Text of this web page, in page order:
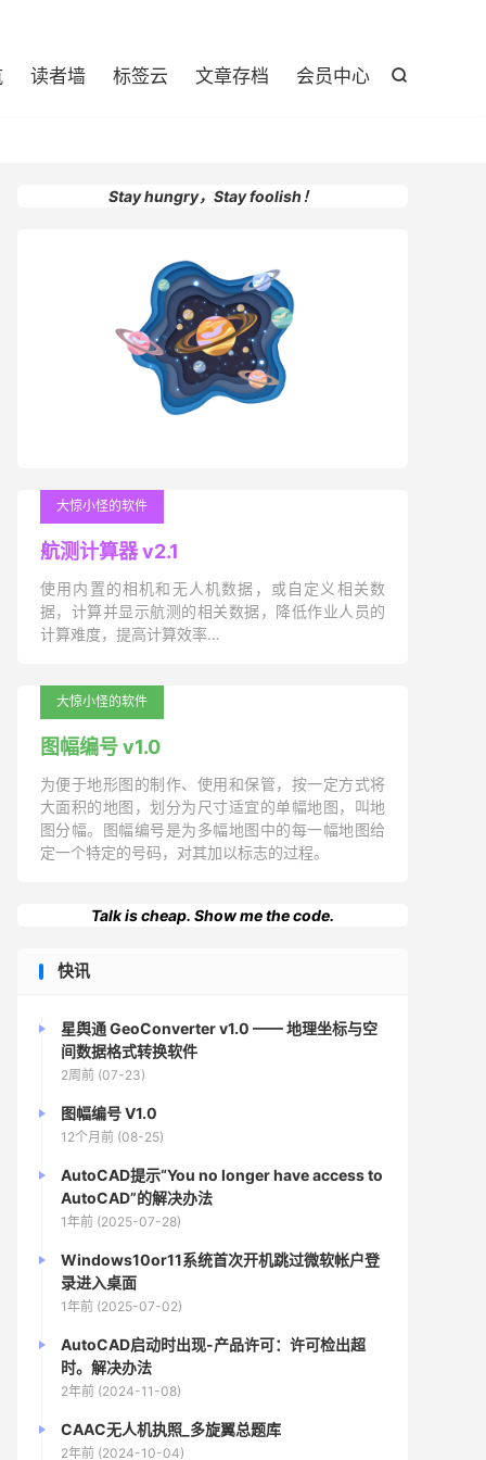

读者墙 标签云 文章存档 会员中心
Stay hungry，Stay foolish！
大惊小怪的软件
航测计算器 v2.1
使用内置的相机和无人机数据，或自定义相关数
据，计算并显示航测的相关数据，降低作业人员的
计算难度，提高计算效率…
大惊小怪的软件
图幅编号 v1.0
为便于地形图的制作、使用和保管，按一定方式将
大面积的地图，划分为尺寸适宜的单幅地图，叫地
图分幅。图幅编号是为多幅地图中的每一幅地图给
定一个特定的号码，对其加以标志的过程。
Talk is cheap. Show me the code.
快讯
星舆通 GeoConverter v1.0 —— 地理坐标与空
间数据格式转换软件
2周前 (07-23)
图幅编号 V1.0
12个月前 (08-25)
AutoCAD提示“You no longer have access to
AutoCAD”的解决办法
1年前 (2025-07-28)
Windows10or11系统首次开机跳过微软帐户登
录进入桌面
1年前 (2025-07-02)
AutoCAD启动时出现-产品许可：许可检出超
时。解决办法
2年前 (2024-11-08)
CAAC无人机执照_多旋翼总题库
2年前 (2024-10-04)